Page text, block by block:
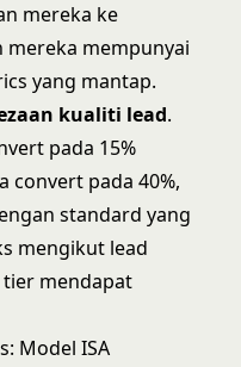
mereka ke
mereka mempunyai
yang mantap.
kualiti lead.
pada 15%
convert pada 40%,
standard yang
mengikut lead
mendapat
Model ISA